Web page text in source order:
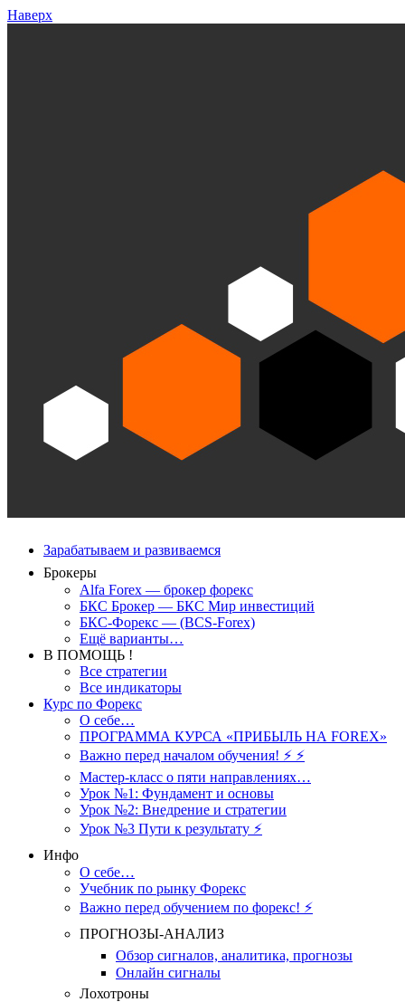
Наверх
Зарабатываем и развиваемся
Брокеры
Alfa Forex — брокер форекс
БКС Брокер — БКС Мир инвестиций
БКС-Форекс — (BCS-Forex)
Ещё варианты…
В ПОМОЩЬ !
Все стратегии
Все индикаторы
Курс по Форекс
О себе…
ПРОГРАММА КУРСА «ПРИБЫЛЬ НА FOREX»
Важно перед началом обучения! ⚡ ⚡
Мастер-класс о пяти направлениях…
Урок №1: Фундамент и основы
Урок №2: Внедрение и стратегии
Урок №3 Пути к результату ⚡️
Инфо
О себе…
Учебник по рынку Форекс
Важно перед обучением по форекс! ⚡
ПРОГНОЗЫ-АНАЛИЗ
Обзор сигналов, аналитика, прогнозы
Онлайн сигналы
Лохотроны